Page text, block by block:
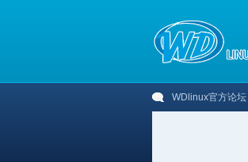
WDlinux官方论坛